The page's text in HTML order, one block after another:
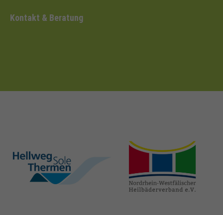
Kontakt & Beratung
hellweg-sole-
thermen.de
heilbaeder.de